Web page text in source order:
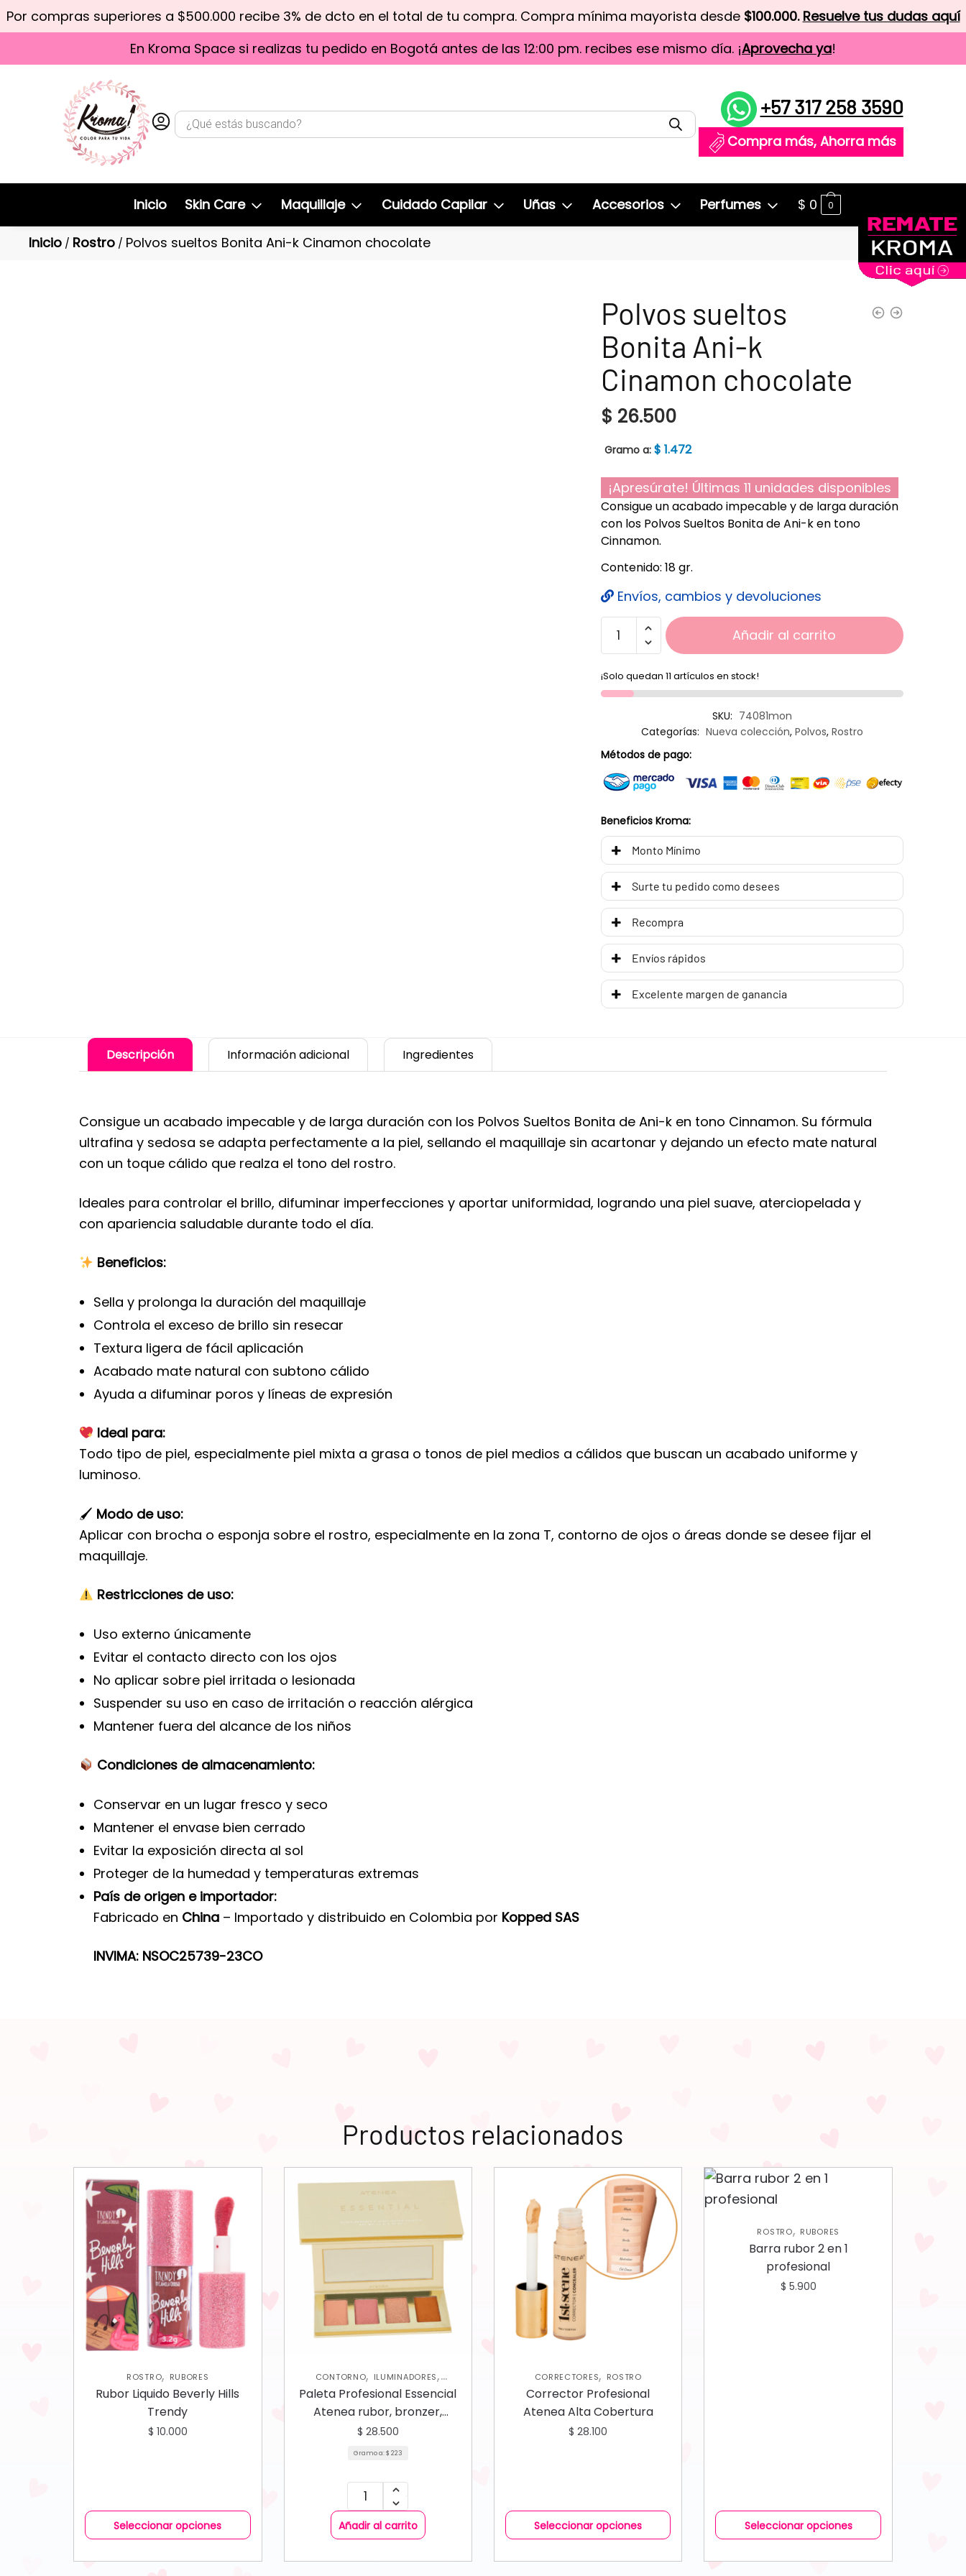
Por compras superiores a $500.000 recibe 3% de dcto en el total de tu compra. Compra mínima mayorista desde $100.000. Resuelve tus dudas aquí
En Kroma Space si realizas tu pedido en Bogotá antes de las 12:00 pm. recibes ese mismo día. ¡Aprovecha ya!
+57 317 258 3590
Compra más, Ahorra más
Inicio Skin Care Maquillaje Cuidado Capilar Uñas Accesorios Perfumes $ 0 0
Inicio / Rostro / Polvos sueltos Bonita Ani-k Cinamon chocolate
Polvos sueltos
Bonita Ani-k
Cinamon chocolate
$ 26.500
Gramo a: $ 1.472
¡Apresúrate! Últimas 11 unidades disponibles
Consigue un acabado impecable y de larga duración
con los Polvos Sueltos Bonita de Ani-k en tono
Cinnamon.
Contenido: 18 gr.
Envíos, cambios y devoluciones
Añadir al carrito
¡Solo quedan 11 artículos en stock!
SKU: 74081mon
Categorías: Nueva colección, Polvos, Rostro
Métodos de pago:
Beneficios Kroma:
Monto Mínimo
Surte tu pedido como desees
Recompra
Envíos rápidos
Excelente margen de ganancia
Descripción Información adicional Ingredientes
Consigue un acabado impecable y de larga duración con los Polvos Sueltos Bonita de Ani-k en tono Cinnamon. Su fórmula
ultrafina y sedosa se adapta perfectamente a la piel, sellando el maquillaje sin acartonar y dejando un efecto mate natural
con un toque cálido que realza el tono del rostro.
Ideales para controlar el brillo, difuminar imperfecciones y aportar uniformidad, logrando una piel suave, aterciopelada y
con apariencia saludable durante todo el día.
Beneficios:
Sella y prolonga la duración del maquillaje
Controla el exceso de brillo sin resecar
Textura ligera de fácil aplicación
Acabado mate natural con subtono cálido
Ayuda a difuminar poros y líneas de expresión
Ideal para:
Todo tipo de piel, especialmente piel mixta a grasa o tonos de piel medios a cálidos que buscan un acabado uniforme y
luminoso.
🖌 Modo de uso:
Aplicar con brocha o esponja sobre el rostro, especialmente en la zona T, contorno de ojos o áreas donde se desee fijar el
maquillaje.
Restricciones de uso:
Uso externo únicamente
Evitar el contacto directo con los ojos
No aplicar sobre piel irritada o lesionada
Suspender su uso en caso de irritación o reacción alérgica
Mantener fuera del alcance de los niños
Condiciones de almacenamiento:
Conservar en un lugar fresco y seco
Mantener el envase bien cerrado
Evitar la exposición directa al sol
Proteger de la humedad y temperaturas extremas
País de origen e importador:
Fabricado en China– Importado y distribuido en Colombia por Kopped SAS
INVIMA: NSOC25739-23CO
Productos relacionados
ROSTRO, RUBORES
Rubor Liquido Beverly Hills
Trendy
$ 10.000
Seleccionar opciones
CONTORNO, ILUMINADORES,
ROSTRO,RUBORES
Paleta Profesional Essencial
Atenea rubor, bronzer,
iluminador
$ 28.500
Gramo a:$ 223
Añadir al carrito
CORRECTORES, ROSTRO
Corrector Profesional
Atenea Alta Cobertura
$ 28.100
Seleccionar opciones
ROSTRO, RUBORES
Barra rubor 2 en 1
profesional
$ 5.900
Seleccionar opciones